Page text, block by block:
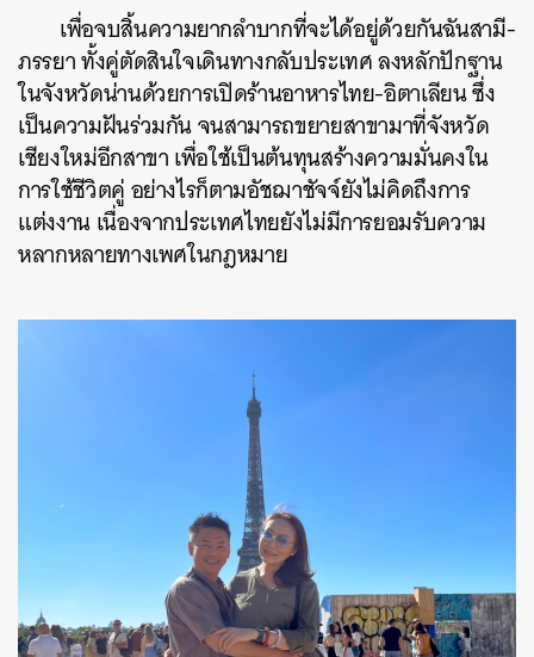
เพื่อจบสิ้นความยากลำบากที่จะได้อยู่ด้วยกันฉันสามี-
ภรรยา ทั้งคู่ตัดสินใจเดินทางกลับประเทศ ลงหลักปักฐาน
ในจังหวัดน่านด้วยการเปิดร้านอาหารไทย-อิตาเลียน ซึ่ง
เป็นความฝันร่วมกัน จนสามารถขยายสาขามาที่จังหวัด
เชียงใหม่อีกสาขา เพื่อใช้เป็นต้นทุนสร้างความมั่นคงใน
การใช้ชีวิตคู่ อย่างไรก็ตามอัชฌาชัจจ์ยังไม่คิดถึงการ
แต่งงาน เนื่องจากประเทศไทยยังไม่มีการยอมรับความ
หลากหลายทางเพศในกฎหมาย